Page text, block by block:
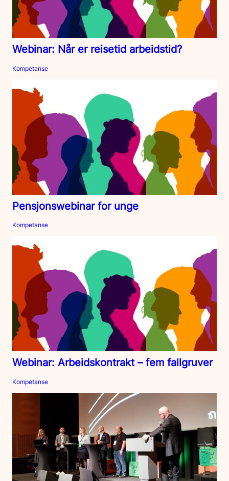
Webinar: Når er reisetid arbeidstid?
Kompetanse
Pensjonswebinar for unge
Kompetanse
Webinar: Arbeidskontrakt – fem fallgruver
Kompetanse